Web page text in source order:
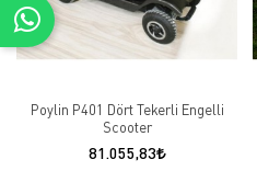
Poylin P401 Dört Tekerli Engelli
Scooter
81.055,83